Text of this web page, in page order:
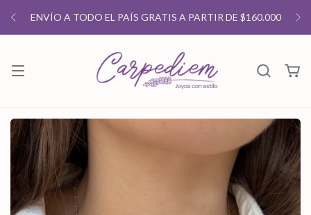
ENVÍO A TODO EL PAÍS GRATIS A PARTIR DE $160.000